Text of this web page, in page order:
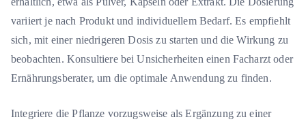
variiert je nach Produkt und individuellem Bedarf. Es empfiehlt
sich, mit einer niedrigeren Dosis zu starten und die Wirkung zu
beobachten. Konsultiere bei Unsicherheiten einen Facharzt oder
Ernährungsberater, um die optimale Anwendung zu finden.
Integriere die Pflanze vorzugsweise als Ergänzung zu einer